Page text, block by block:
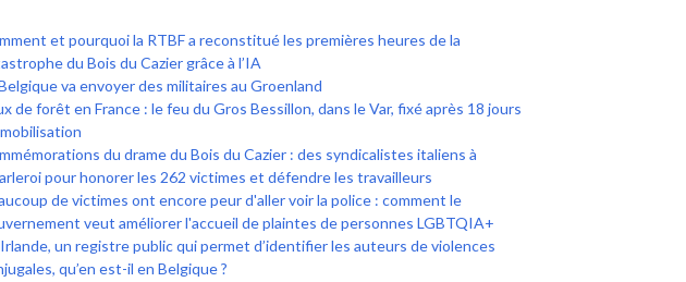
et pourquoi la RTBF a reconstitué les premières heures de la
du Bois du Cazier grâce à l’IA
va envoyer des militaires au Groenland
de forêt en France : le feu du Gros Bessillon, dans le Var, fixé après 18 jours
du drame du Bois du Cazier : des syndicalistes italiens à
pour honorer les 262 victimes et défendre les travailleurs
de victimes ont encore peur d'aller voir la police : comment le
veut améliorer l'accueil de plaintes de personnes LGBTQIA+
un registre public qui permet d’identifier les auteurs de violences
qu’en est-il en Belgique ?